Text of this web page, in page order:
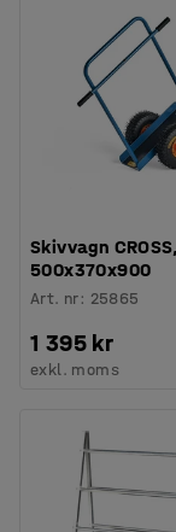
Skivvagn CROSS,
500x370x900
Art. nr: 25865
1 395 kr
exkl. moms